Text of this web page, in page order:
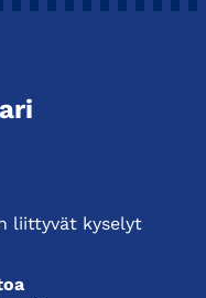
liittyvät kyselyt